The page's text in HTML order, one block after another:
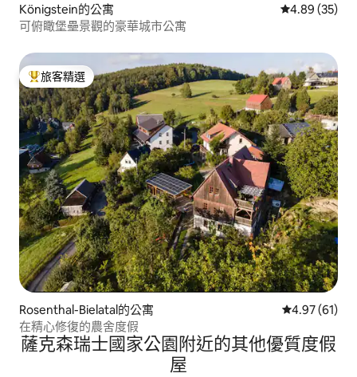
Königstein的公寓 從 35 則評價
4.89 (35)
可俯瞰堡壘景觀的豪華城市公寓
旅客精選榜首
旅客精選
Rosenthal-Bielatal的公寓 從 61 則評價
4.97 (61)
在精心修復的農舍度假
薩克森瑞士國家公園附近的其他優質度假
屋